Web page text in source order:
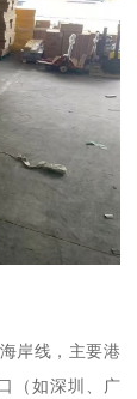
岸线，主要港
（如深圳、广